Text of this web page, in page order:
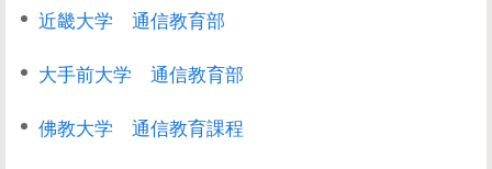
近畿大学 通信教育部
大手前大学 通信教育部
佛教大学 通信教育課程